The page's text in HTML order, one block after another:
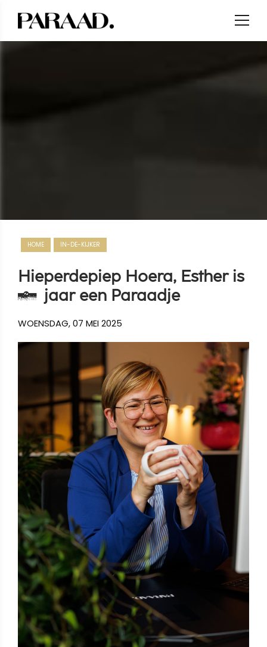
HOME IN-DE-KIJKER
Hieperdepiep Hoera, Esther is
1 jaar een Paraadje
WOENSDAG, 07 MEI 2025